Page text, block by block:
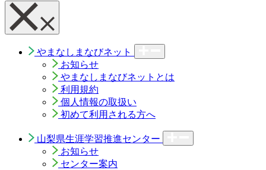
やまなしまなびネット
お知らせ
やまなしまなびネットとは
利用規約
個人情報の取扱い
初めて利用される方へ
山梨県生涯学習推進センター
お知らせ
センター案内